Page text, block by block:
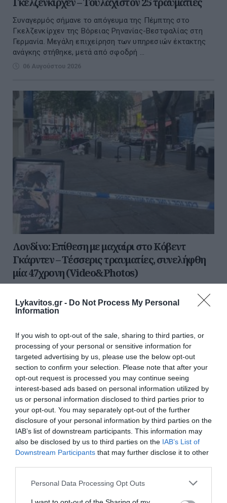
Lykavitos.gr - Do Not Process My Personal
Information
If you wish to opt-out of the sale, sharing to third parties, or
processing of your personal or sensitive information for
targeted advertising by us, please use the below opt-out
section to confirm your selection. Please note that after your
opt-out request is processed you may continue seeing
interest-based ads based on personal information utilized by
us or personal information disclosed to third parties prior to
your opt-out. You may separately opt-out of the further
disclosure of your personal information by third parties on the
IAB’s list of downstream participants. This information may
also be disclosed by us to third parties on the IAB’s List of
Downstream Participants that may further disclose it to other
Please note that this website/app uses one or more Google
Personal Data Processing Opt Outs
Συναγερμός σήμανε το απόγευμα της Πέμπτης στο
Γκελζενκίρχεν της Βόρειας Ρηνανίας-Βεστφαλίας στη
Γερμανία. Μεγάλη επιχείρηση των υπηρεσιών έκτακτης
ανάγκης στήθηκε, μετά από σφοδρή ...
06 Αυγούστου 2026
Λονδίνο: Επίθεση με μαχαίρι στο Κόβεντ
Γκάρντεν – Τέσσερις τραυματίες, συνελήφθη
μία 47χρονη (Video&Photos)
Λονδίνου στην Αγγλία. Επίθεση με μαχαίρι έγινε στο
Κόβεντ Γκάρντεν είχε ως αποτέλεσμα τον τραυματισμό
05 Αυγούστου 2026